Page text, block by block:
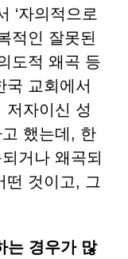
‘자의적으로
적인 잘못된
도적 왜곡 등
국 교회에서
저자이신 성
했는데, 한
거나 왜곡되
떤 것이고, 그
는 경우가 많